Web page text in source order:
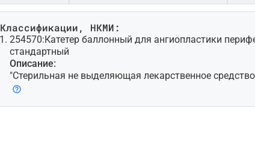
Классификации, НКМИ:
254570:Катетер баллонный для ангиопластики
стандартный
Описание:
"Стерильная не выделяющая лекарственное
работанная для чрескожной транслюминальной